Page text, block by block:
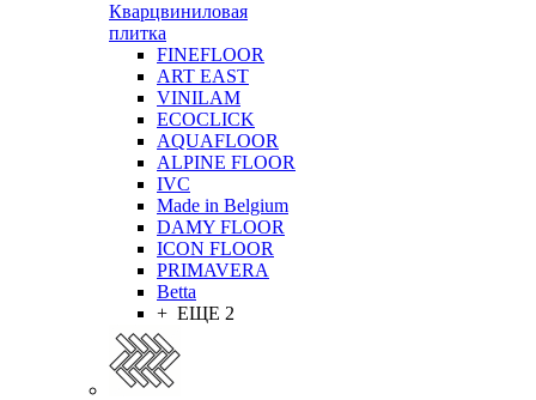
Кварцвиниловая
плитка
FINEFLOOR
ART EAST
VINILAM
ECOCLICK
AQUAFLOOR
ALPINE FLOOR
IVC
Made in Belgium
DAMY FLOOR
ICON FLOOR
PRIMAVERA
Betta
+ ЕЩЕ 2